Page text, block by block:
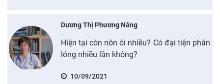
Dương Thị Phương Năng
Hiện tại còn nôn ói nhiều? Có đại tiện phân
lỏng nhiều lần không?
10/09/2021